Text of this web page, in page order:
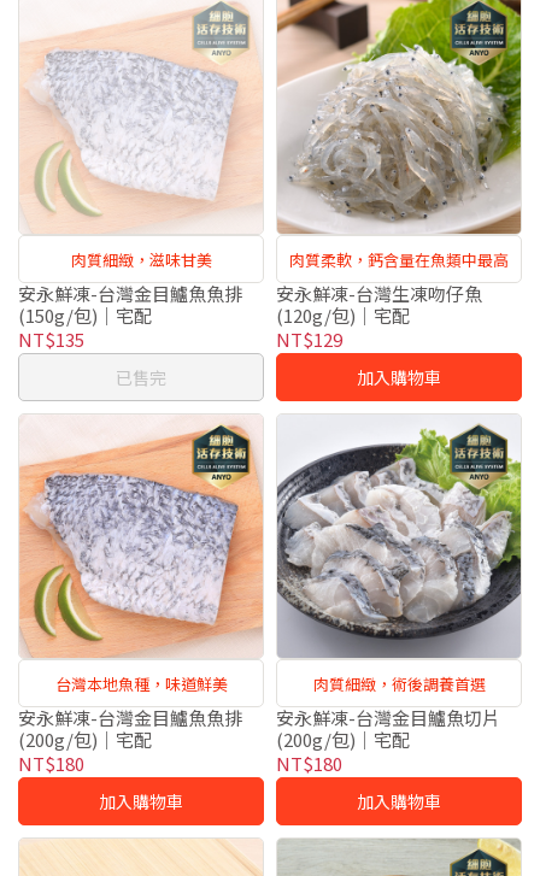
肉質細緻，滋味甘美
安永鮮凍-台灣金目鱸魚魚排
(150g/包)｜宅配
NT$135
已售完
肉質柔軟，鈣含量在魚類中最高
安永鮮凍-台灣生凍吻仔魚
(120g/包)｜宅配
NT$129
加入購物車
台灣本地魚種，味道鮮美
安永鮮凍-台灣金目鱸魚魚排
(200g/包)｜宅配
NT$180
加入購物車
肉質細緻，術後調養首選
安永鮮凍-台灣金目鱸魚切片
(200g/包)｜宅配
NT$180
加入購物車